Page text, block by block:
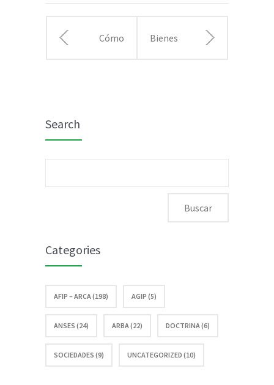
Cómo Bienes
escalas y
imponible
Search
Categories
AFIP – ARCA (198) AGIP (5)
ANSES (24) ARBA (22) DOCTRINA (6)
SOCIEDADES (9) UNCATEGORIZED (10)